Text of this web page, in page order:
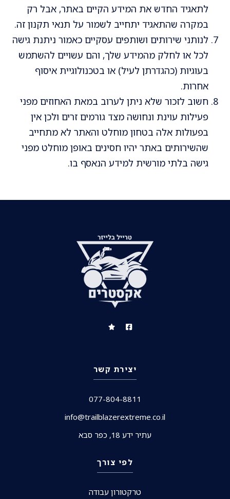
לתאגיד החדש את המידע הקיים באתר, אבל רק
במקרה שהתאגיד יתחייב לשמור על תנאי תקנון זה.
לנותני שירותים ושותפים עסקיים כאמור ניתנת גישה
לכל או לחלק מהמידע שלך, והם עשויים להשתמש
בעוגיות (כהגדרתן לעיל) או בטכנולוגיית איסוף
אחרות.
חשוב לזכור שלא ניתן לערוב במאת האחוזים מפני
פעילות עוינת ונחושה מצד גורמים זרים ולכן אין
בפעולות אלה בטחון מוחלט והאתר לא מתחייב
שהשירותים באתר יהיו חסינים באופן מוחלט מפני
גישה בלתי מורשית למידע הנאסף בו.
יצירת קשר
077-804-8811
info@trailblazerextreme.co.il
עתיר ידע 18, כפר סבא
לפי צורך
טרקטורון עבודה